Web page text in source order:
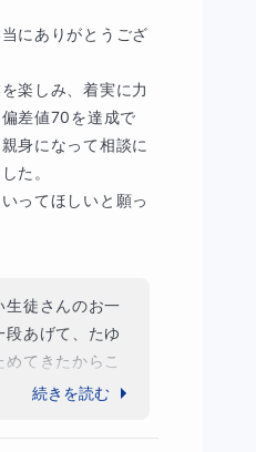
答へつなげていき
詰まっています！
にありがとうござ
楽しみ、着実に力
差値70を達成で
身になって相談に
た。
ってほしいと願っ
生徒さんのお一
段あげて、たゆ
てきたからこ
続きを読む